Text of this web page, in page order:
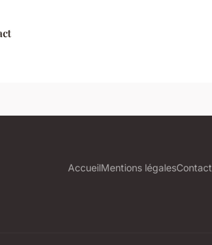
AccueilMentions légalesContact